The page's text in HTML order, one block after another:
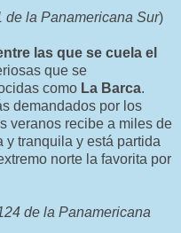
de la Panamericana Sur)
las que se cuela el
que se
como La Barca.
demandados por los
veranos recibe a miles de
y tranquila y está partida
norte la favorita por
de la Panamericana